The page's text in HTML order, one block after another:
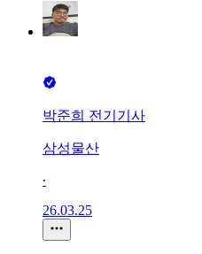
박준희 전기기사
삼성물산
∙
26.03.25